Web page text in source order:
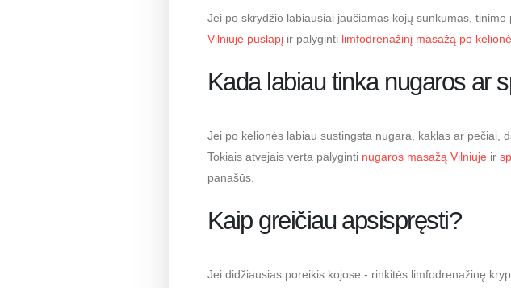
Jei po skrydžio labiausiai jaučiamas kojų sunkumas,
Vilniuje puslapį ir palyginti limfodrenažinį masažą po
Kada labiau tinka nugaros ar
Jei po kelionės labiau sustingsta nugara, kaklas ar pečiai,
Tokiais atvejais verta palyginti nugaros masažą Vilniuje ir
panašūs.
Kaip greičiau apsispręsti?
Jei didžiausias poreikis kojose - rinkitės limfodrenažinę